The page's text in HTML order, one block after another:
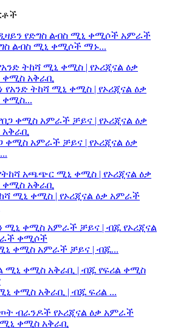
ልብስ ሚኒ ቀሚሶች ማኑ...
የአንድ ትከሻ ሚኒ ቀሚስ | የኦሪጂናል ዕቃ
ቀሚስ አምራች ቻይና | የኦሪጂናል ዕቃ
ሚኒ ቀሚስ | የኦሪጂናል ዕቃ አምራች
ቀሚስ አምራች ቻይና | ብጁ...
ቀሚስ አቅራቢ | ብጁ ፍሪል ...